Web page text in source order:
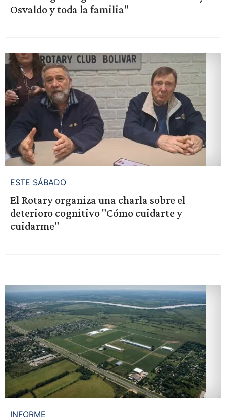
Osvaldo y toda la familia"
ESTE SÁBADO
El Rotary organiza una charla sobre el
deterioro cognitivo "Cómo cuidarte y
cuidarme"
INFORME